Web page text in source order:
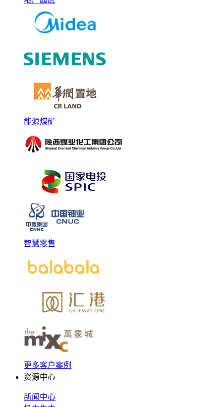
能源煤矿
智慧零售
更多客户案例
资源中心
新闻中心